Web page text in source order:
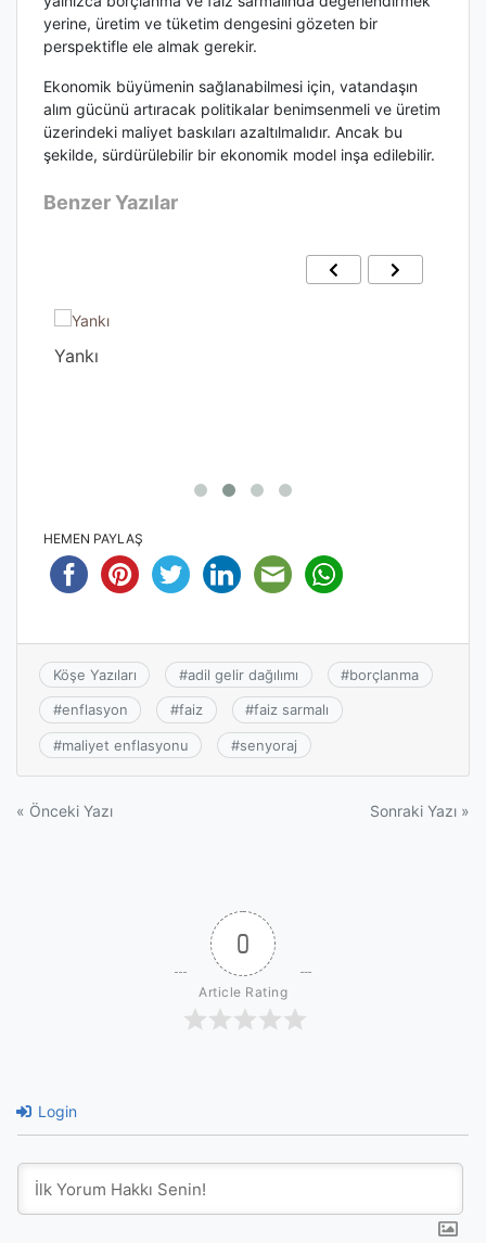
yerine, üretim ve tüketim dengesini gözeten bir
perspektifle ele almak gerekir.
Ekonomik büyümenin sağlanabilmesi için, vatandaşın
alım gücünü artıracak politikalar benimsenmeli ve üretim
üzerindeki maliyet baskıları azaltılmalıdır. Ancak bu
şekilde, sürdürülebilir bir ekonomik model inşa edilebilir.
Benzer Yazılar
Yankı
HEMEN PAYLAŞ
Köşe Yazıları #adil gelir dağılımı #borçlanma
#enflasyon #faiz #faiz sarmalı
#maliyet enflasyonu #senyoraj
Yazı
« Önceki Yazı Sonraki Yazı »
0
Article Rating
Login